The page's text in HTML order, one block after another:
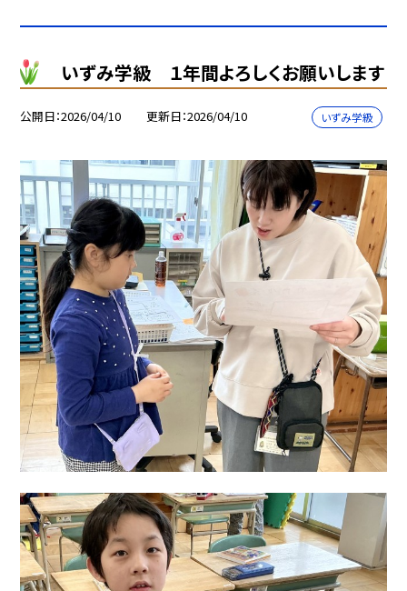
いずみ学級 １年間よろしくお願いします
公開日 2026/04/10 更新日 2026/04/10 いずみ学級